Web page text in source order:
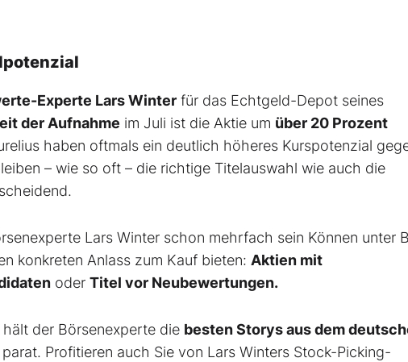
Experte Lars Winter für das Echtgeld-Depot seines
der Aufnahme im Juli ist die Aktie um über 20 Prozent
haben oftmals ein deutlich höheres Kurspotenzial
– wie so oft – die richtige Titelauswahl wie auch die
Lars Winter schon mehrfach sein Können unter
konkreten Anlass zum Kauf bieten: Aktien mit
oder Titel vor Neubewertungen.
hält der Börsenexperte die besten Storys aus dem
Profitieren auch Sie von Lars Winters Stock-Picking-